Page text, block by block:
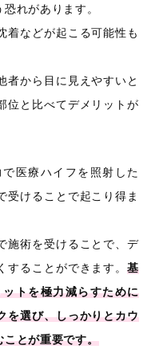
れがあります。
着などが起こる可能性も
者から目に見えやすいと
位と比べてデメリットが
医療ハイフを照射した
受けることで起こり得ま
施術を受けることで、デ
することができます。基
トを極力減らすために
を選び、しっかりとカウ
ことが重要です。